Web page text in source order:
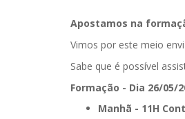
Apostamos na
Vimos por este meio
Sabe que é possível
Formação - Dia 26/05/
Manhã - 11H